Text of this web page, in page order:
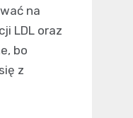
na
LDL oraz
bo
z